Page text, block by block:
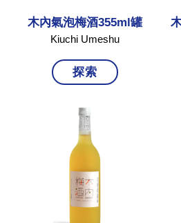
木內氣泡梅酒355ml罐
Kiuchi Umeshu
探索